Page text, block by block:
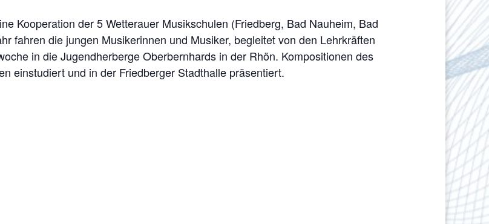
Kooperation der 5 Wetterauer Musikschulen (Friedberg, Bad Nauheim, Bad
fahren die jungen Musikerinnen und Musiker, begleitet von den Lehrkräften
in die Jugendherberge Oberbernhards in der Rhön. Kompositionen des
einstudiert und in der Friedberger Stadthalle präsentiert.